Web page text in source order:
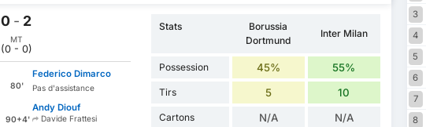
0 - 2
MT
(0 - 0)
80'
Federico Dimarco
Pas d'assistance
90+4'
Andy Diouf
Davide Frattesi
Stats
Borussia
Dortmund
Inter Milan
Possession 45% 55%
Tirs 5 10
Cartons N/A N/A
3
4
5
6
7
8